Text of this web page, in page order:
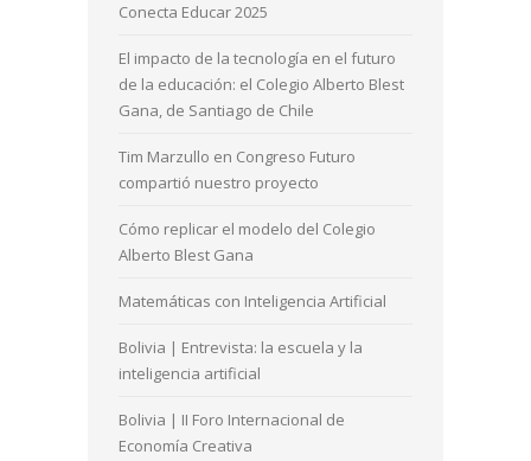
Conecta Educar 2025
El impacto de la tecnología en el futuro
de la educación: el Colegio Alberto Blest
Gana, de Santiago de Chile
Tim Marzullo en Congreso Futuro
compartió nuestro proyecto
Cómo replicar el modelo del Colegio
Alberto Blest Gana
Matemáticas con Inteligencia Artificial
Bolivia | Entrevista: la escuela y la
inteligencia artificial
Bolivia | II Foro Internacional de
Economía Creativa